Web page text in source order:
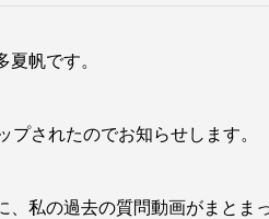
帆です。
されたのでお知らせします。
、私の過去の質問動画がまとま